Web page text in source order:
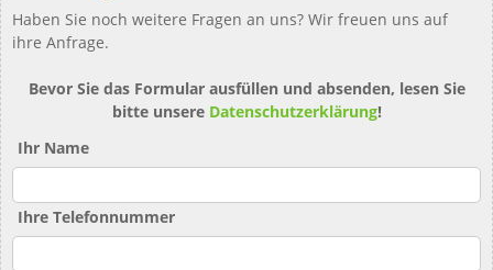
Haben Sie noch weitere Fragen an uns? Wir freuen uns auf
ihre Anfrage.
Bevor Sie das Formular ausfüllen und absenden, lesen Sie
bitte unsere Datenschutzerklärung!
Ihr Name
Ihre Telefonnummer